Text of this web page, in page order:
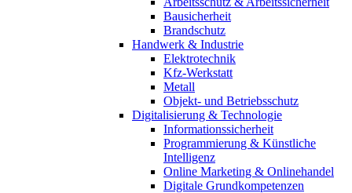
Bausicherheit
Brandschutz
Handwerk & Industrie
Elektrotechnik
Kfz-Werkstatt
Metall
Objekt- und Betriebsschutz
Digitalisierung & Technologie
Informationssicherheit
Programmierung & Künstliche
Intelligenz
Online Marketing & Onlinehandel
Digitale Grundkompetenzen